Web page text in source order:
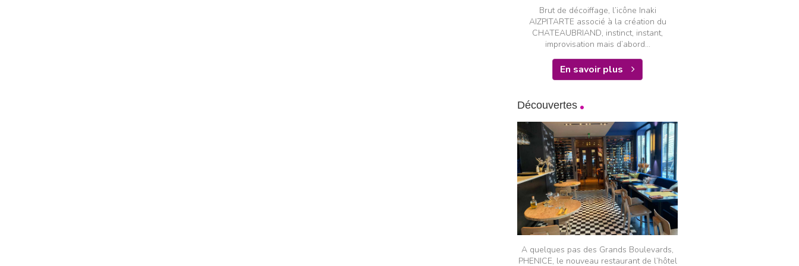
Brut de décoiffage, l’icône Inaki
AIZPITARTE associé à la création du
CHATEAUBRIAND, instinct, instant,
improvisation mais d’abord...
En savoir plus
Découvertes
A quelques pas des Grands Boulevards,
PHENICE, le nouveau restaurant de l’hôtel